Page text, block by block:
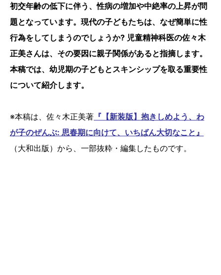
初交年齢の低下に伴う、性病の増加や中絶率の上昇が問
題となっています。現代の子どもたちは、なぜ簡単に性
行為をしてしまうのでしょうか? 児童精神科医の佐々木
正美さんは、その要因に親子関係があると指摘します。
本稿では、幼児期の子どもとスキンシップを取る重要性
について紹介します。
※本稿は、佐々木正美著 『【新装版】抱きしめよう、わ
が子のぜんぶ: 思春期に向けて、いちばん大切なこと』
（大和出版）から、一部抜粋・編集したものです。